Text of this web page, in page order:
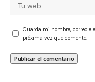
Guarda mi nombre, correo
próxima vez que comente.